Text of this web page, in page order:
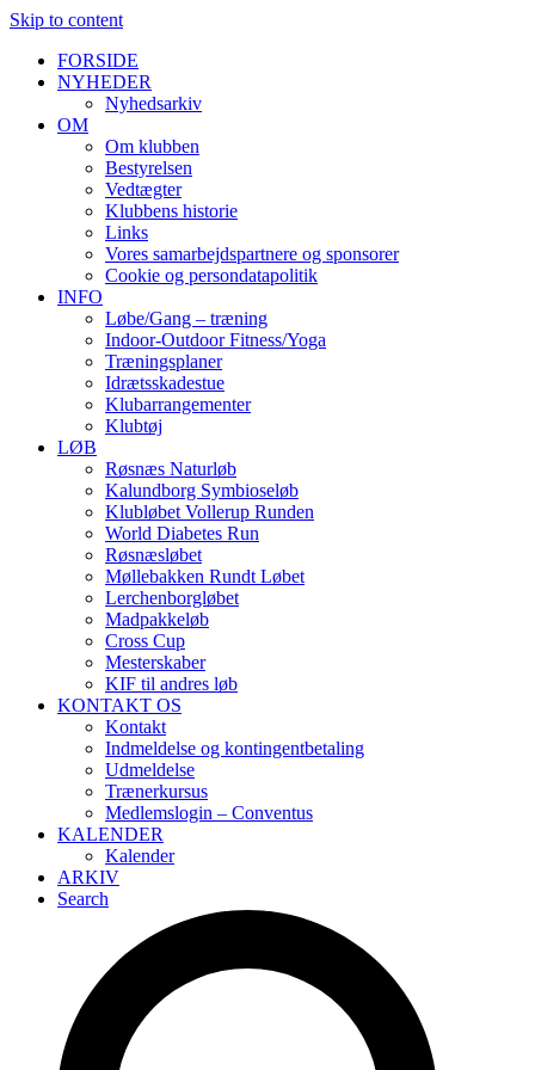
Skip to content
FORSIDE
NYHEDER
Nyhedsarkiv
OM
Om klubben
Bestyrelsen
Vedtægter
Klubbens historie
Links
Vores samarbejdspartnere og sponsorer
Cookie og persondatapolitik
INFO
Løbe/Gang – træning
Indoor-Outdoor Fitness/Yoga
Træningsplaner
Idrætsskadestue
Klubarrangementer
Klubtøj
LØB
Røsnæs Naturløb
Kalundborg Symbioseløb
Klubløbet Vollerup Runden
World Diabetes Run
Røsnæsløbet
Møllebakken Rundt Løbet
Lerchenborgløbet
Madpakkeløb
Cross Cup
Mesterskaber
KIF til andres løb
KONTAKT OS
Kontakt
Indmeldelse og kontingentbetaling
Udmeldelse
Trænerkursus
Medlemslogin – Conventus
KALENDER
Kalender
ARKIV
Search